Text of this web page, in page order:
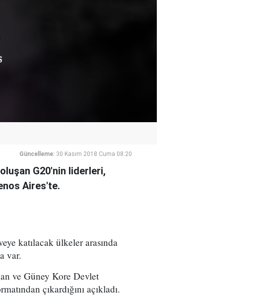
Güncelleme: 30 Kasım 2018 Cuma 08:20
G20'nin liderleri,
Aires'te.
katılacak ülkeler arasında
var.
ve Güney Kore Devlet
çıkardığını açıkladı.